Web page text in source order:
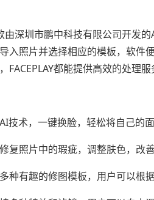
深圳市鹏中科技有限公司开发
入照片并选择相应的模板，软件
FACEPLAY都能提供高效的处理服
术，一键换脸，轻松将自己的面
照片中的瑕疵，调整肤色，改善
有趣的修图模板，用户可以根据